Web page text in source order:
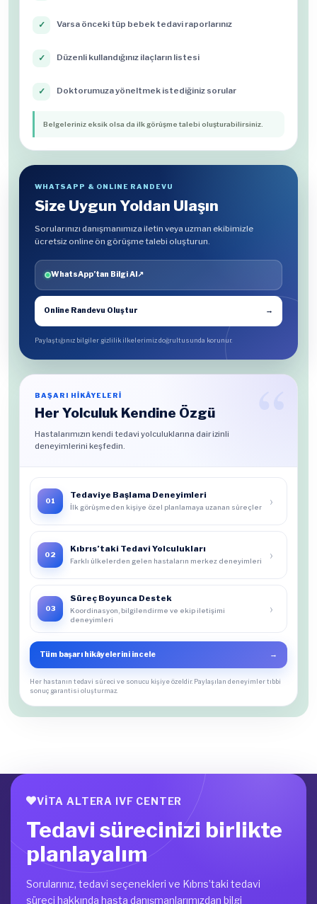
✓ Varsa önceki tüp bebek tedavi raporlarınız
✓ Düzenli kullandığınız ilaçların listesi
✓ Doktorumuza yöneltmek istediğiniz sorular
Belgeleriniz eksik olsa da ilk görüşme talebi oluşturabilirsiniz.
WHATSAPP & ONLINE RANDEVU
Size Uygun Yoldan Ulaşın
Sorularınızı danışmanımıza iletin veya uzman ekibimizle
ücretsiz online ön görüşme talebi oluşturun.
WhatsApp’tan Bilgi Al ↗
Online Randevu Oluştur →
Paylaştığınız bilgiler gizlilik ilkelerimiz doğrultusunda korunur.
BAŞARI HİKÂYELERİ
Her Yolculuk Kendine Özgü
Hastalarımızın kendi tedavi yolculuklarına dair izinli
deneyimlerini keşfedin.
01
Tedaviye Başlama Deneyimleri
İlk görüşmeden kişiye özel planlamaya uzanan süreçler ›
02
Kıbrıs’taki Tedavi Yolculukları
Farklı ülkelerden gelen hastaların merkez deneyimleri ›
03
Süreç Boyunca Destek
Koordinasyon, bilgilendirme ve ekip iletişimi
deneyimleri
›
Tüm başarı hikâyelerini incele →
Her hastanın tedavi süreci ve sonucu kişiye özeldir. Paylaşılan deneyimler tıbbi
sonuç garantisi oluşturmaz.
VITA ALTERA IVF CENTER
Tedavi sürecinizi birlikte
planlayalım
Sorularınız, tedavi seçenekleri ve Kıbrıs’taki tedavi
süreci hakkında hasta danışmanlarımızdan bilgi